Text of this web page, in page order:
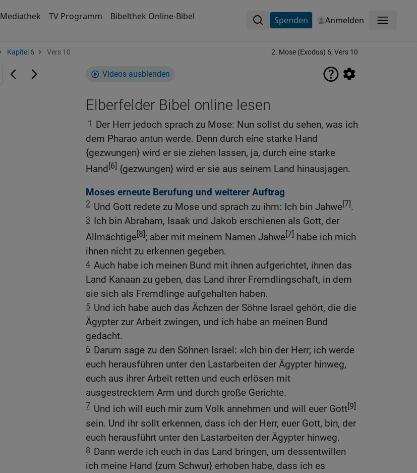
Mediathek TV Programm Bibelthek Online-Bibel Spenden Anmelden Menü
Kapitel 6 Vers 10 2. Mose (Exodus) 6, Vers 10
Videos ausblenden
Elberfelder Bibel online lesen
1 Der Herr jedoch sprach zu Mose: Nun sollst du sehen, was ich
dem Pharao antun werde. Denn durch eine starke Hand
{gezwungen} wird er sie ziehen lassen, ja, durch eine starke
Hand[6] {gezwungen} wird er sie aus seinem Land hinausjagen.
Moses erneute Berufung und weiterer Auftrag
2 Und Gott redete zu Mose und sprach zu ihm: Ich bin Jahwe[7].
3 Ich bin Abraham, Isaak und Jakob erschienen als Gott, der
Allmächtige[8]; aber mit meinem Namen Jahwe[7] habe ich mich
ihnen nicht zu erkennen gegeben.
4 Auch habe ich meinen Bund mit ihnen aufgerichtet, ihnen das
Land Kanaan zu geben, das Land ihrer Fremdlingschaft, in dem
sie sich als Fremdlinge aufgehalten haben.
5 Und ich habe auch das Ächzen der Söhne Israel gehört, die die
Ägypter zur Arbeit zwingen, und ich habe an meinen Bund
gedacht.
6 Darum sage zu den Söhnen Israel: »Ich bin der Herr; ich werde
euch herausführen unter den Lastarbeiten der Ägypter hinweg,
euch aus ihrer Arbeit retten und euch erlösen mit
ausgestrecktem Arm und durch große Gerichte.
7 Und ich will euch mir zum Volk annehmen und will euer Gott[9]
sein. Und ihr sollt erkennen, dass ich der Herr, euer Gott, bin, der
euch herausführt unter den Lastarbeiten der Ägypter hinweg.
8 Dann werde ich euch in das Land bringen, um dessentwillen
ich meine Hand {zum Schwur} erhoben habe, dass ich es